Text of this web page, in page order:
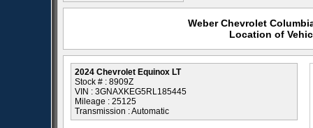
Weber Chevrolet
Location of
2024 Chevrolet Equinox LT
Stock # : 8909Z
VIN : 3GNAXKEG5RL185445
Mileage : 25125
Transmission : Automatic